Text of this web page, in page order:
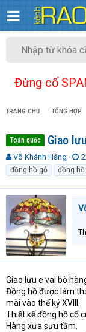
Đừng cố
TRANG CHỦ TỔNG HỢP
Toàn quốc Giao
T
h
r
e
d
s
t
a
r
e
r
Võ Khánh Hằng
N
g
à
y
ử
đồng hồ gỗ
đồng
Giao lưu e vai bò
Đồng hồ được làm
mài vào thế kỷ XVIII.
Thiết kế đồng hồ cổ
Hàng xưa sưu tầm.